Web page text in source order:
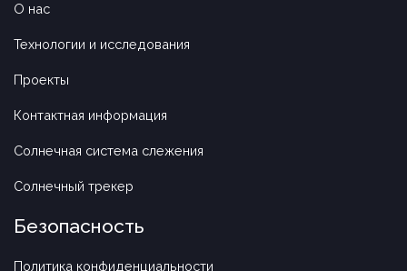
О нас
Технологии и исследования
Проекты
Контактная информация
Солнечная система слежения
Солнечный трекер
Безопасность
Политика конфиденциальности